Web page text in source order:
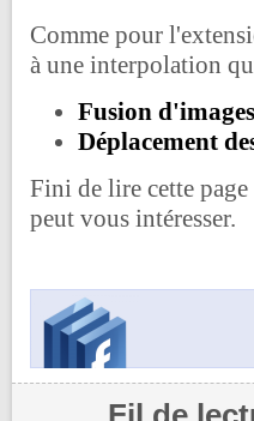
Comme pour
à une interpolation
Fusion d'images
Déplacement
Fini de lire cette
peut vous intéresser.